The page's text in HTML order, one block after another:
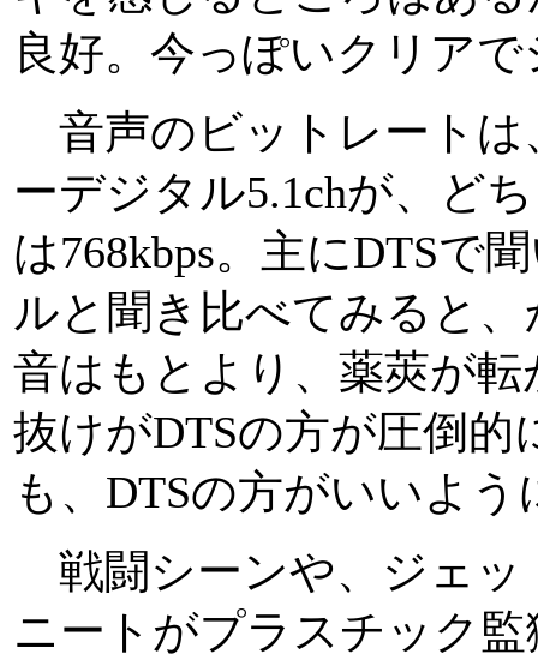
良好。今っぽいクリア
音声のビットレートは
ーデジタル5.1chが、ど
は768kbps。主にDTSで
ルと聞き比べてみると
音はもとより、薬莢が
抜けがDTSの方が圧倒
も、DTSの方がいいよう
戦闘シーンや、ジェッ
ニートがプラスチック